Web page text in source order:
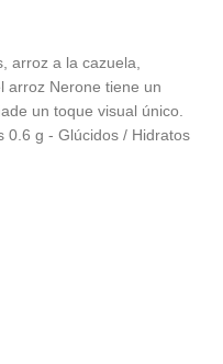
arroz a la cazuela,
arroz Nerone tiene un
un toque visual único.
0.6 g - Glúcidos / Hidratos